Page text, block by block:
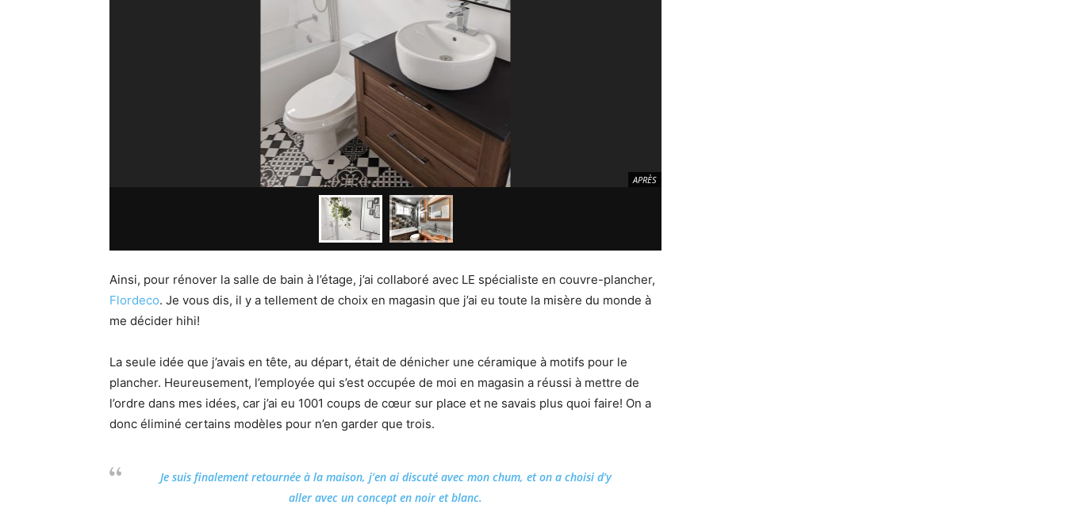
APRÈS
Ainsi, pour rénover la salle de bain à l’étage, j’ai collaboré avec LE spécialiste en couvre-plancher,
Flordeco. Je vous dis, il y a tellement de choix en magasin que j’ai eu toute la misère du monde à
me décider hihi!
La seule idée que j’avais en tête, au départ, était de dénicher une céramique à motifs pour le
plancher. Heureusement, l’employée qui s’est occupée de moi en magasin a réussi à mettre de
l’ordre dans mes idées, car j’ai eu 1001 coups de cœur sur place et ne savais plus quoi faire! On a
donc éliminé certains modèles pour n’en garder que trois.
Je suis finalement retournée à la maison, j’en ai discuté avec mon chum, et on a choisi d’y
aller avec un concept en noir et blanc.